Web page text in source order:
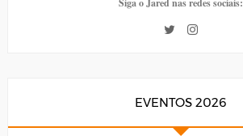
EVENTOS 2026